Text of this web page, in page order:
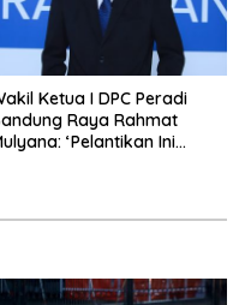
Ketua I DPC Peradi
Raya Rahmat
‘Pelantikan Ini